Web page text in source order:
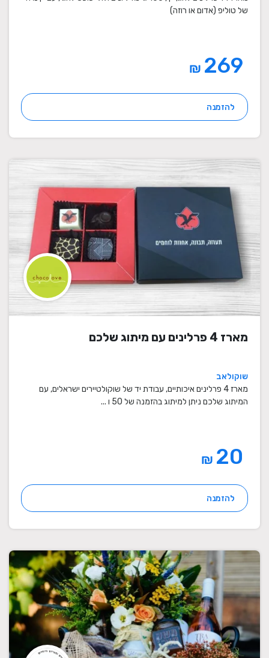
של טוליפ (אדום או רוזה)
₪
להזמנה
מארז 4 פרלינים עם מיתוג שלכם
שוקולאב
מארז 4 פרלינים איכותיים, עבודת יד של שוקולטיירים ישראלים, עם
המיתוג שלכם ניתן למיתוג בהזמנה של 50 ו ...
₪
להזמנה